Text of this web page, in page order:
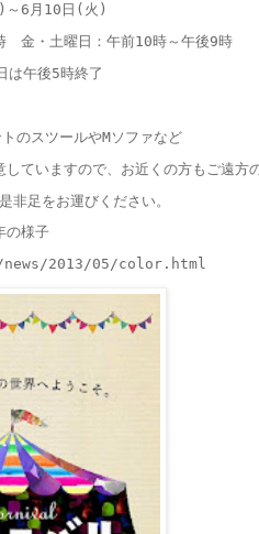
～ 6 月 10 日(火)
　金・土曜日：午前10時～午後9時
は午後5時終了
のスツールやMソファなど
していますので、お近くの方もご遠方
非足をお運びください。
の様子
2013/05/color.html